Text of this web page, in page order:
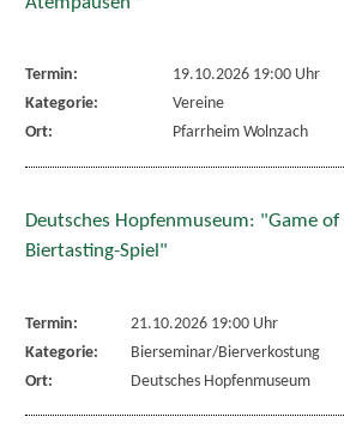
Termin:
19.10.2026 19:00 Uhr
Kategorie:
Vereine
Ort:
Pfarrheim Wolnzach
Deutsches Hopfenmuseum: "Game of
Biertasting-Spiel"
Termin:
21.10.2026 19:00 Uhr
Kategorie:
Bierseminar/Bierverkostung
Ort:
Deutsches Hopfenmuseum